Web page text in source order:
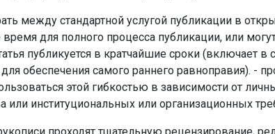
между стандартной услугой публикации в
для полного процесса публикации, или
публикуется в кратчайшие сроки (включает в
обеспечения самого раннего равноправия). -
этой гибкостью в зависимости от
или институциональных или организационных
проходят тщательную рецензирование,